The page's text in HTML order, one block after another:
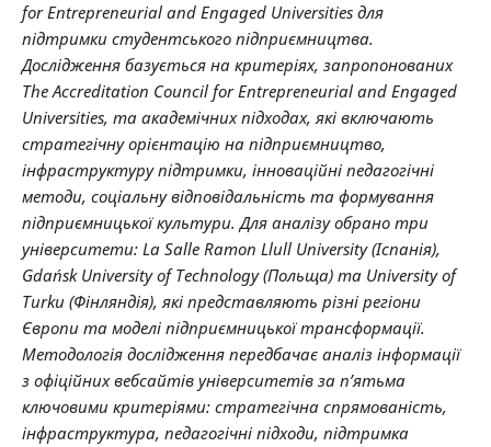
for Entrepreneurial and Engaged Universities для
підтримки студентського підприємництва.
Дослідження базується на критеріях, запропонованих
The Accreditation Council for Entrepreneurial and Engaged
Universities, та академічних підходах, які включають
стратегічну орієнтацію на підприємництво,
інфраструктуру підтримки, інноваційні педагогічні
методи, соціальну відповідальність та формування
підприємницької культури. Для аналізу обрано три
університети: La Salle Ramon Llull University (Іспанія),
Gdańsk University of Technology (Польща) та University of
Turku (Фінляндія), які представляють різні регіони
Європи та моделі підприємницької трансформації.
Методологія дослідження передбачає аналіз інформації
з офіційних вебсайтів університетів за п’ятьма
ключовими критеріями: стратегічна спрямованість,
інфраструктура, педагогічні підходи, підтримка